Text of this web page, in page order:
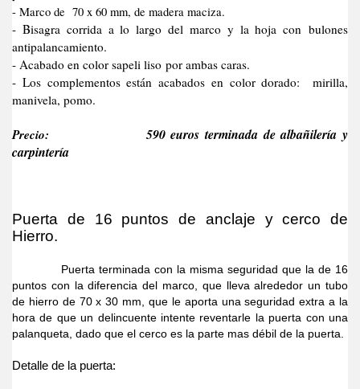
- Marco de 70 x 60 mm, de madera maciza.
- Bisagra corrida a lo largo del marco y la hoja con bulones
antipalancamiento.
- Acabado en color sapeli liso por ambas caras.
- Los complementos están acabados en color dorado: mirilla,
manivela, pomo.
Precio:
590 euros terminada de albañilería y
carpintería
Puerta de 16 puntos de anclaje y cerco de
Hierro.
Puerta terminada con la misma seguridad que la de 16
puntos con la diferencia del marco, que lleva alrededor un tubo
de hierro de 70 x 30 mm, que le aporta una seguridad extra a la
hora de que un delincuente intente reventarle la puerta con una
palanqueta, dado que el cerco es la parte mas débil de la puerta.
Detalle de la puerta: